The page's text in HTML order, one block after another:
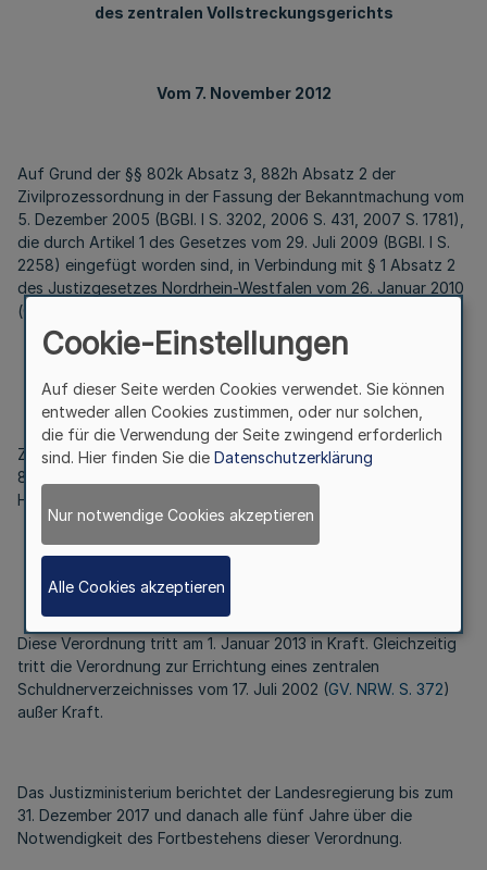
des zentralen Vollstreckungsgerichts
Vom 7. November 2012
Auf Grund der §§ 802k Absatz 3, 882h Absatz 2 der
Zivilprozessordnung in der Fassung der Bekanntmachung vom
5. Dezember 2005 (BGBl. I S. 3202, 2006 S. 431, 2007 S. 1781),
die durch Artikel 1 des Gesetzes vom 29. Juli 2009 (BGBl. I S.
2258) eingefügt worden sind, in Verbindung mit § 1 Absatz 2
des Justizgesetzes Nordrhein-Westfalen vom 26. Januar 2010
(GV. NRW. S. 30
§ 1
Zentrales Vollstreckungsgericht
Zentrales Vollstreckungsgericht nach § 802k Absatz 1 und §
882h Absatz 1 der Zivilprozessordnung ist das Amtsgericht
Hagen.
Diese Verordnung tritt am 1. Januar 2013 in Kraft. Gleichzeitig
tritt die Verordnung zur Errichtung eines zentralen
Schuldnerverzeichnisses vom 17. Juli 2002 (GV. NRW. S. 372)
außer Kraft.
Das Justizministerium berichtet der Landesregierung bis zum
31. Dezember 2017 und danach alle fünf Jahre über die
Notwendigkeit des Fortbestehens dieser Verordnung.
Cookie-Einstellungen
Auf dieser Seite werden Cookies verwendet. Sie können
entweder allen Cookies zustimmen, oder nur solchen,
die für die Verwendung der Seite zwingend erforderlich
sind. Hier finden Sie die Datenschutzerklärung
Nur notwendige Cookies akzeptieren
Alle Cookies akzeptieren